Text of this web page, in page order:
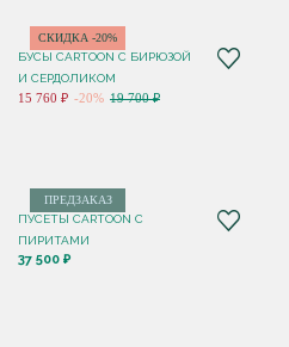
СКИДКА -20%
БУСЫ CARTOON С БИРЮЗОЙ
И СЕРДОЛИКОМ
15 760 ₽ -20% 19 700 ₽
ПРЕДЗАКАЗ
ПУСЕТЫ CARTOON C
ПИРИТАМИ
37 500 ₽